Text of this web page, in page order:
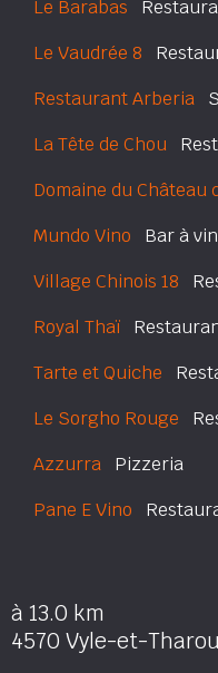
Le Barabas
Le Vaudrée 8
Restaurant Arberia
La Tête de Chou
Domaine du Château
Mundo Vino Bar à
Village Chinois 18
Royal Thaï
Tarte et Quiche
Le Sorgho Rouge
Azzurra Pizzeria
Pane E Vino
à 13.0 km
4570 Vyle-et-